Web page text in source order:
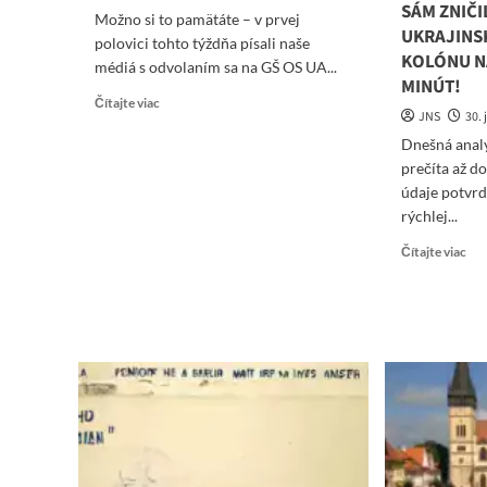
Možno si to pamätáte – v prvej
polovici tohto týždňa písali naše
médiá s odvolaním sa na GŠ OS UA...
Čítajte viac
SÁM
KOLÓNU
MINÚT!
JNS
30.
Dnešná
prečíta až
údaje
rýchlej...
Čítajte viac